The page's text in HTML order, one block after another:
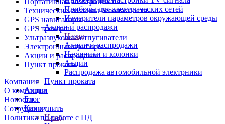
Приборы для электрических сетей
Измерители параметров окружающей среды
Акции и распродажи
Назад
Акции и распродажи
Наушники и колонки
Акции
Распродажа автомобильной электрники
Пункт проката
Акции
Блог
Как купить
Назад
Технические системы безопасности
GPS навигаторы
GPS трекеры
Ультразвуковые отпугиватели
Электронные приборы
Акции и распродажи
Пункт проката
Компания
О компании
Новости
Сотрудники
Политика по работе с ПД